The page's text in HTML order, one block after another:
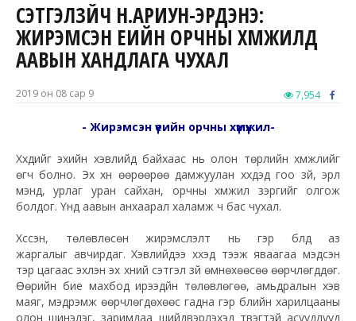
СЭТГЭЛЗҮЙЧ Н.АРИУН-ЭРДЭНЭ:
ЖИРЭМСЭН ҮЕИЙН ОРЧНЫ ХҮМҮҮЖИЛД
ААВЫН ХАНДЛАГА ЧУХАЛ
2019 он 08 сар 9 7,954
- Жирэмсэн үеийн орчны хүмүүжил-
Хүүхдийг эхийн хэвлийд байхаас нь олон төрлийн хүмүүжлийг
өгч болно. Эх хүн өөрөөрөө дамжуулан хүүхдэд гоо зүй, эрүүл
мэнд, урлаг уран сайхан, орчны хүмүүжил зэргийг олгож
болдог. Үүнд аавын анхаарал халамж ч бас чухал.
Хүссэн, төлөвлөсөн жирэмслэлт нь гэр бүлд аз
жаргалыг авчирдаг. Хэвлийдээ хүүхэд тээж яваагаа мэдсэн
тэр цагаас эхлэн эх хүний сэтгэл зүй өмнөхөөсөө өөрчлөгддөг.
Өөрийн бие махбод ирээдүйн төлөвлөгөө, амьдралын хэв
маяг, мэдрэмж өөрчлөгдөхөөс гадна гэр бүлийн харилцааны
олон шинэлэг, заримдаа шийдвэрлэхэд түвэгтэй асуудлууд